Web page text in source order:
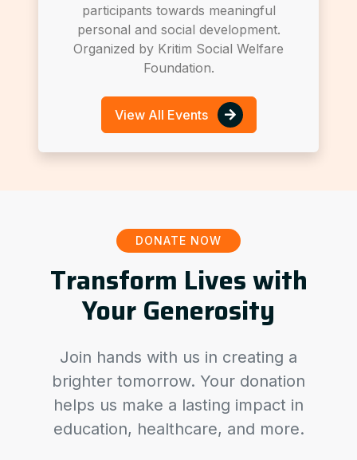
participants towards meaningful
personal and social development.
Organized by Kritim Social Welfare
Foundation.
View All Events
DONATE NOW
Transform Lives with
Your Generosity
Join hands with us in creating a
brighter tomorrow. Your donation
helps us make a lasting impact in
education, healthcare, and more.